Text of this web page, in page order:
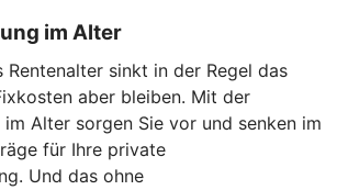
im Alter
sinkt in der Regel das
aber bleiben. Mit der
Alter sorgen Sie vor und senken im
für Ihre private
Und das ohne